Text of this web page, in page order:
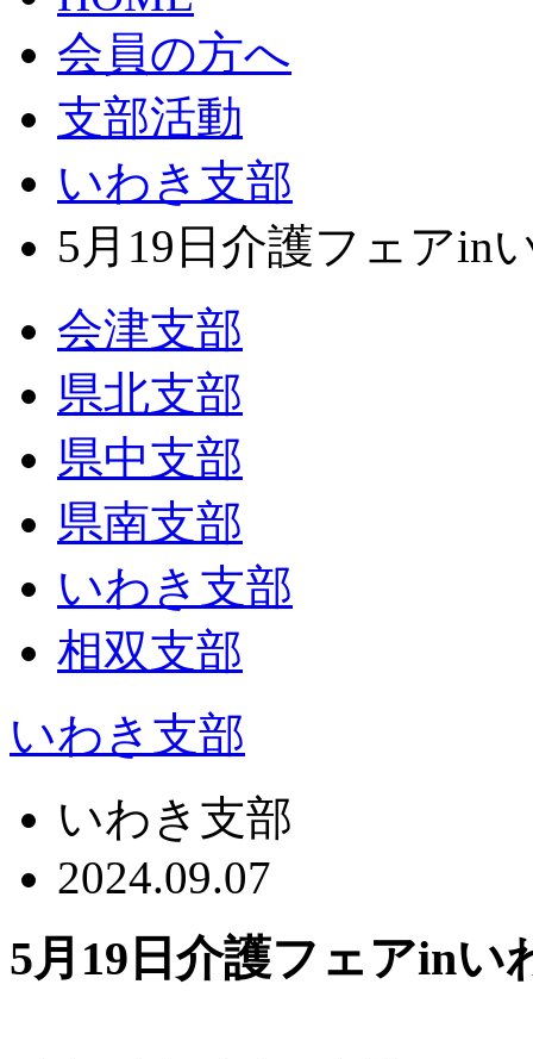
会員の方へ
支部活動
いわき支部
5月19日介護フェアin
会津支部
県北支部
県中支部
県南支部
いわき支部
相双支部
いわき支部
いわき支部
2024.09.07
5月19日介護フェアinい